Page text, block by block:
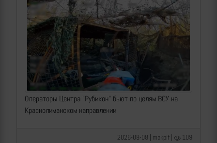
Операторы Центра "Рубикон" бьют по целям ВСУ на
Краснолиманском направлении
2026-08-08 | makpif | 109